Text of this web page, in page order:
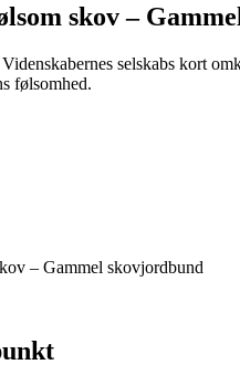
skov –
selskabs kort
følsomhed.
– Gammel skovjordbund